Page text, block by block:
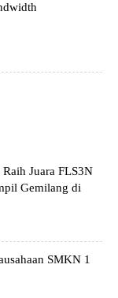
Juara FLS3N
Gemilang di
SMKN 1